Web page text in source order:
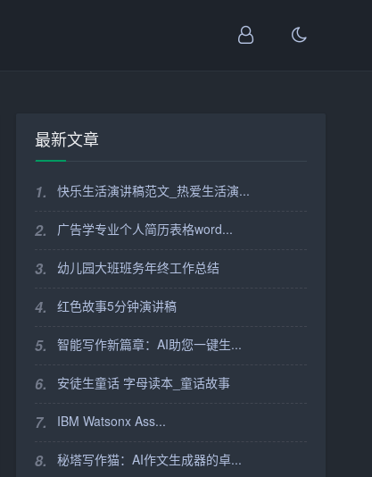
最新文章
1. 快乐生活演讲稿范文_热爱生活演...
2. 广告学专业个人简历表格word...
3. 幼儿园大班班务年终工作总结
4. 红色故事5分钟演讲稿
5. 智能写作新篇章：AI助您一键生...
6. 安徒生童话 字母读本_童话故事
7. IBM Watsonx Ass...
8. 秘塔写作猫：AI作文生成器的卓...